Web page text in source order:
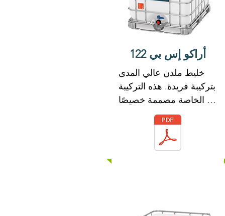
أراكو إس بي 122
خليط ملدن عالي المدى
بتركيبة فريدة. هذه التركيبة
الخاصة مصممة خصيصًا
للاستخدام مع أدوات الربط
الهيدروليكية.
ARACO SP 122 له تأثير
تشتيت قوي مع العناصر
الخرسانة وخصائص قوتها